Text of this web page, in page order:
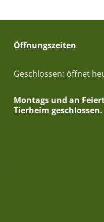
Öffnungszeiten
Klicken, um weitere
Geschlossen: öffnet
Montags und an
Tierheim geschlossen.